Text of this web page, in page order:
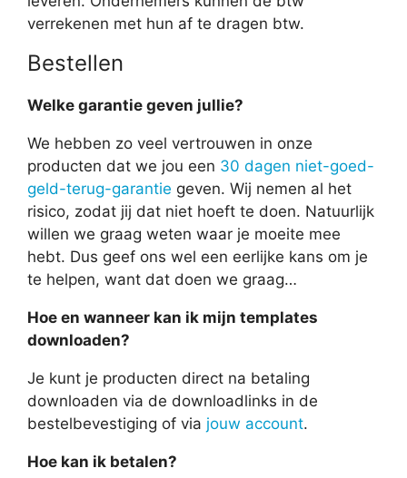
verrekenen met hun af te dragen btw.
Bestellen
Welke garantie geven jullie?
We hebben zo veel vertrouwen in onze
producten dat we jou een 30 dagen niet-goed-
geld-terug-garantie geven. Wij nemen al het
risico, zodat jij dat niet hoeft te doen. Natuurlijk
willen we graag weten waar je moeite mee
hebt. Dus geef ons wel een eerlijke kans om je
te helpen, want dat doen we graag…
Hoe en wanneer kan ik mijn templates
downloaden?
Je kunt je producten direct na betaling
downloaden via de downloadlinks in de
bestelbevestiging of via jouw account.
Hoe kan ik betalen?